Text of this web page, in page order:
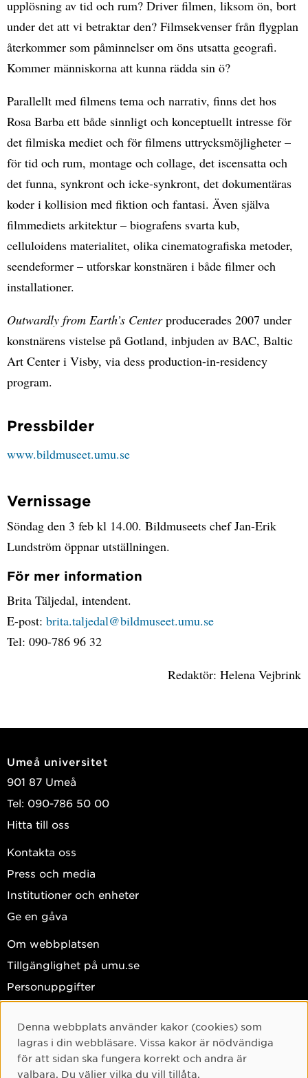
upplösning av tid och rum? Driver filmen, liksom ön, bort
under det att vi betraktar den? Filmsekvenser från flygplan
återkommer som påminnelser om öns utsatta geografi.
Kommer människorna att kunna rädda sin ö?
Parallellt med filmens tema och narrativ, finns det hos
Rosa Barba ett både sinnligt och konceptuellt intresse för
det filmiska mediet och för filmens uttrycksmöjligheter –
för tid och rum, montage och collage, det iscensatta och
det funna, synkront och icke-synkront, det dokumentäras
koder i kollision med fiktion och fantasi. Även själva
filmmediets arkitektur – biografens svarta kub,
celluloidens materialitet, olika cinematografiska metoder,
seendeformer – utforskar konstnären i både filmer och
installationer.
Outwardly from Earth’s Centerproducerades 2007 under
konstnärens vistelse på Gotland, inbjuden av BAC, Baltic
Art Center i Visby, via dess production-in-residency
program.
Pressbilder
www.bildmuseet.umu.se
Vernissage
Söndag den 3 feb kl 14.00. Bildmuseets chef Jan-Erik
Lundström öppnar utställningen.
För mer information
Brita Täljedal, intendent.
E-post: brita.taljedal@bildmuseet.umu.se
Tel: 090-786 96 32
Redaktör: Helena Vejbrink
Umeå universitet
901 87 Umeå
Tel: 090-786 50 00
Hitta till oss
Kontakta oss
Press och media
Institutioner och enheter
Ge en gåva
Om webbplatsen
Tillgänglighet på umu.se
Personuppgifter
Facebook
Instagram
Cookie-samtycke
Denna webbplats använder kakor (cookies) som
lagras i din webbläsare. Vissa kakor är nödvändiga
för att sidan ska fungera korrekt och andra är
valbara. Du väljer vilka du vill tillåta.